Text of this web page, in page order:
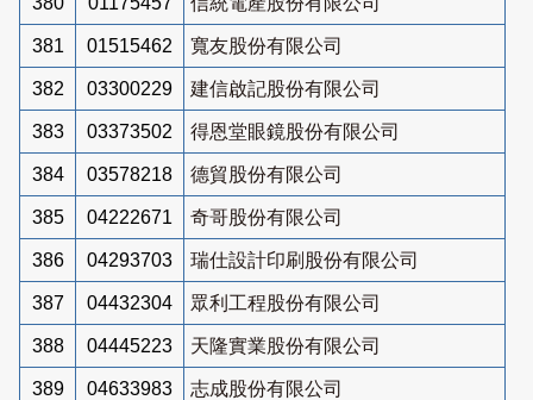
381 01515462 寬友股份有限公司
382 03300229 建信啟記股份有限公司
383 03373502 得恩堂眼鏡股份有限公司
384 03578218 德貿股份有限公司
385 04222671 奇哥股份有限公司
386 04293703 瑞仕設計印刷股份有限公司
387 04432304 眾利工程股份有限公司
388 04445223 天隆實業股份有限公司
389 04633983 志成股份有限公司